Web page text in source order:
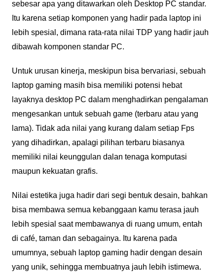
sebesar apa yang ditawarkan oleh Desktop PC standar.
Itu karena setiap komponen yang hadir pada laptop ini
lebih spesial, dimana rata-rata nilai TDP yang hadir jauh
dibawah komponen standar PC.
Untuk urusan kinerja, meskipun bisa bervariasi, sebuah
laptop gaming masih bisa memiliki potensi hebat
layaknya desktop PC dalam menghadirkan pengalaman
mengesankan untuk sebuah game (terbaru atau yang
lama). Tidak ada nilai yang kurang dalam setiap Fps
yang dihadirkan, apalagi pilihan terbaru biasanya
memiliki nilai keunggulan dalan tenaga komputasi
maupun kekuatan grafis.
Nilai estetika juga hadir dari segi bentuk desain, bahkan
bisa membawa semua kebanggaan kamu terasa jauh
lebih spesial saat membawanya di ruang umum, entah
di café, taman dan sebagainya. Itu karena pada
umumnya, sebuah laptop gaming hadir dengan desain
yang unik, sehingga membuatnya jauh lebih istimewa.